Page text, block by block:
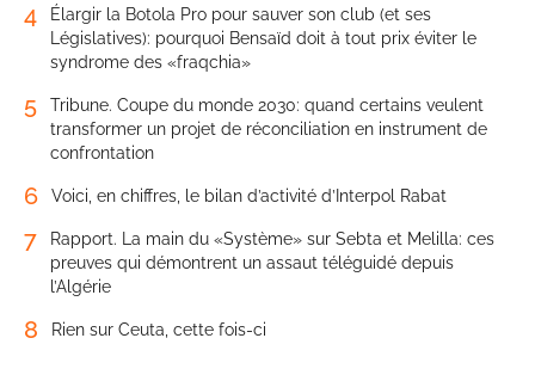
4
Élargir la Botola Pro pour sauver son club (et ses
Législatives): pourquoi Bensaïd doit à tout prix éviter le
syndrome des «fraqchia»
5
Tribune. Coupe du monde 2030: quand certains veulent
transformer un projet de réconciliation en instrument de
confrontation
6 Voici, en chiffres, le bilan d’activité d’Interpol Rabat
7
Rapport. La main du «Système» sur Sebta et Melilla: ces
preuves qui démontrent un assaut téléguidé depuis
l’Algérie
8 Rien sur Ceuta, cette fois-ci